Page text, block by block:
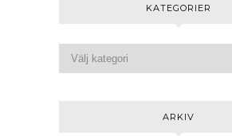
KATEGORIER
ARKIV